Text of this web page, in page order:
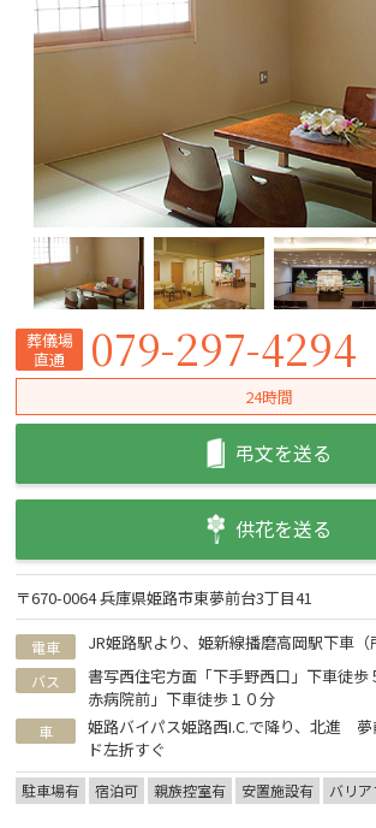
葬儀場
直通
079-297-4294
24時間
弔文を送る
供花を送る
〒670-0064 兵庫県姫路市東夢前台3丁目41
電車 JR姫路駅より、姫新線播磨高岡駅下車
バス
書写西住宅方面「下手野西口」下車徒歩
赤病院前」下車徒歩１０分
車
姫路バイパス姫路西I.C.で降り、北進
ド左折すぐ
駐車場有 宿泊可 親族控室有 安置施設有 バリ